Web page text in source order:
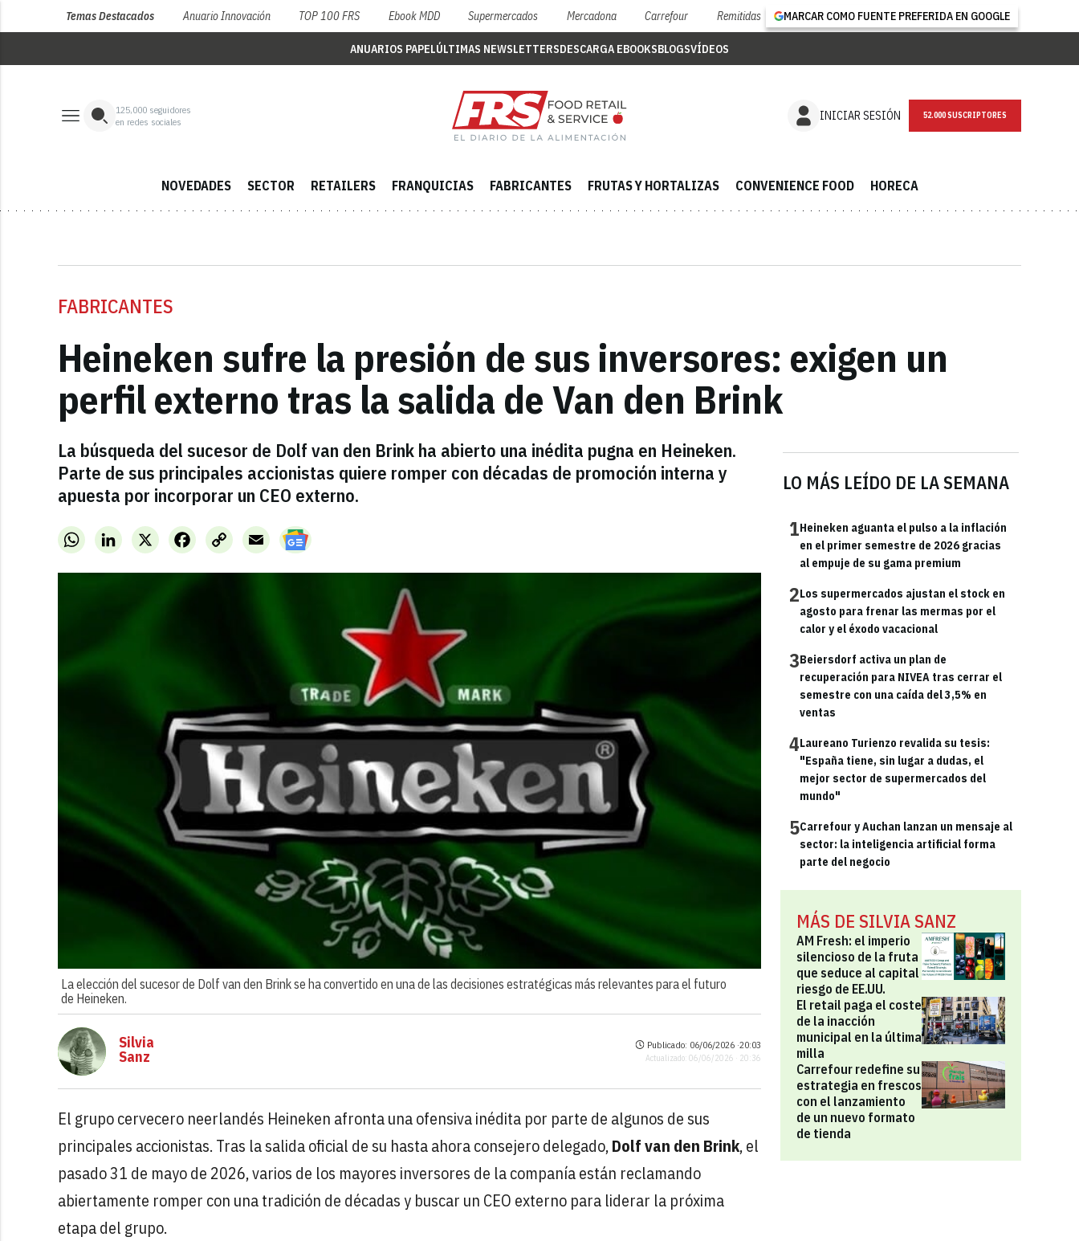
Temas Destacados Anuario Innovación TOP 100 FRS Ebook MDD Supermercados Mercadona Carrefour Remitidas MARCAR COMO FUENTE PREFERIDA EN GOOGLE
ANUARIOS PAPELÚLTIMAS NEWSLETTERSDESCARGA EBOOKSBLOGSVÍDEOS
125,000 seguidores
en redes sociales
INICIAR SESIÓN NEWSLETTER
NOVEDADES SECTOR RETAILERS FRANQUICIAS FABRICANTES FRUTAS Y HORTALIZAS CONVENIENCE FOOD HORECA
FABRICANTES
Heineken sufre la presión de sus inversores: exigen un
perfil externo tras la salida de Van den Brink
La búsqueda del sucesor de Dolf van den Brink ha abierto una inédita pugna en Heineken.
Parte de sus principales accionistas quiere romper con décadas de promoción interna y
apuesta por incorporar un CEO externo.
WhatsAppLinkedInX FacebookCopy
Link
Email
La elección del sucesor de Dolf van den Brink se ha convertido en una de las decisiones estratégicas más relevantes para el futuro
de Heineken.
LO MÁS LEÍDO DE LA SEMANA
1Heineken aguanta el pulso a la inflación
en el primer semestre de 2026 gracias
al empuje de su gama premium
2Los supermercados ajustan el stock en
agosto para frenar las mermas por el
calor y el éxodo vacacional
3Beiersdorf activa un plan de
recuperación para NIVEA tras cerrar el
semestre con una caída del 3,5% en
ventas
4Laureano Turienzo revalida su tesis:
"España tiene, sin lugar a dudas, el
mejor sector de supermercados del
mundo"
5Carrefour y Auchan lanzan un mensaje al
sector: la inteligencia artificial forma
parte del negocio
MÁS DE SILVIA SANZ
AM Fresh: el imperio
silencioso de la fruta
que seduce al capital
riesgo de EE.UU.
El retail paga el coste
de la inacción
municipal en la última
milla
Carrefour redefine su
estrategia en frescos
con el lanzamiento
de un nuevo formato
de tienda
Silvia
Sanz
Publicado: 06/06/2026 ·20:03
Actualizado: 06/06/2026 · 20:36
El grupo cervecero neerlandés Heineken afronta una ofensiva inédita por parte de algunos de sus
principales accionistas. Tras la salida oficial de su hasta ahora consejero delegado,Dolf van den Brink, el
pasado 31 de mayo de 2026, varios de los mayores inversores de la companía están reclamando
abiertamente romper con una tradición de décadas y buscar un CEO externo para liderar la próxima
etapa del grupo.